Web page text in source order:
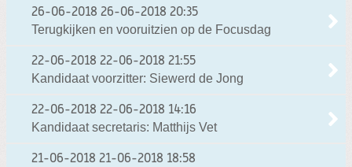
26-06-2018 26-06-2018 20:35
Terugkijken en vooruitzien op de Focusdag
22-06-2018 22-06-2018 21:55
Kandidaat voorzitter: Siewerd de Jong
22-06-2018 22-06-2018 14:16
Kandidaat secretaris: Matthijs Vet
21-06-2018 21-06-2018 18:58